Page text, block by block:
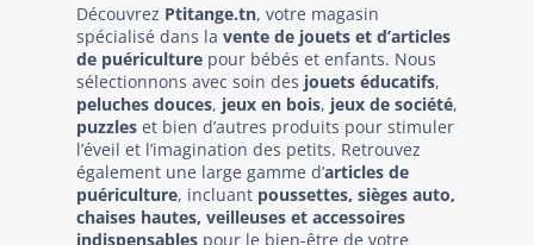
Découvrez Ptitange.tn, votre magasin
spécialisé dans la vente de jouets et d’articles
de puériculture pour bébés et enfants. Nous
sélectionnons avec soin des jouets éducatifs,
peluches douces, jeux en bois, jeux de société,
puzzles et bien d’autres produits pour stimuler
l’éveil et l’imagination des petits. Retrouvez
également une large gamme d’articles de
puériculture, incluant poussettes, sièges auto,
chaises hautes, veilleuses et accessoires
indispensables pour le bien-être de votre